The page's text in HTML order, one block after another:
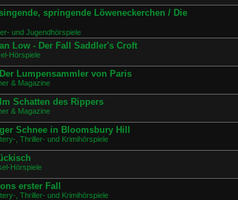
springende Löweneckerchen / Die
und Jugendhörspiele
Low - Der Fall Saddler's Croft
Hörspiele
Lumpensammler von Paris
& Magazine
Schatten des Rippers
& Magazine
Schnee in Bloomsbury Hill
, Thriller- und Krimihörspiele
Hörspiele
erster Fall
, Thriller- und Krimihörspiele